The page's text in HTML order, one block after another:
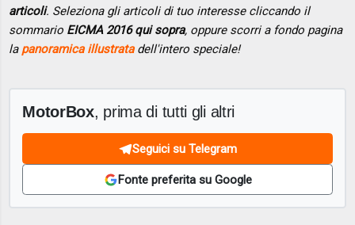
articoli. Seleziona gli articoli di tuo interesse cliccando il
sommario EICMA 2016 qui sopra, oppure scorri a fondo pagina
la panoramica illustratadell'intero speciale!
MotorBox, prima di tutti gli altri
Seguici su Telegram
Fonte preferita su Google